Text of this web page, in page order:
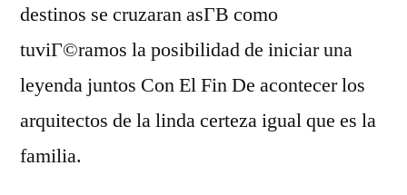
destinos se cruzaran asГ­В­ como
tuviГ©ramos la posibilidad de iniciar una
leyenda juntos Con El Fin De acontecer los
arquitectos de la linda certeza igual que es la
familia.